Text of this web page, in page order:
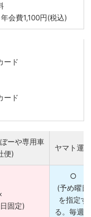
会費1,100円(税込)
ード
ード
ーや専用車
便)
ヤマト運輸
固定)
○
(予め曜日
を指定す
る。毎週固